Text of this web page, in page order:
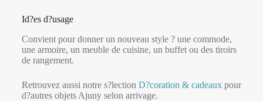
Id?es d?usage
Convient pour donner un nouveau style ? une commode,
une armoire, un meuble de cuisine, un buffet ou des tiroirs
de rangement.
Retrouvez aussi notre s?lection D?coration & cadeauxpour
d?autres objets Ajuny selon arrivage.